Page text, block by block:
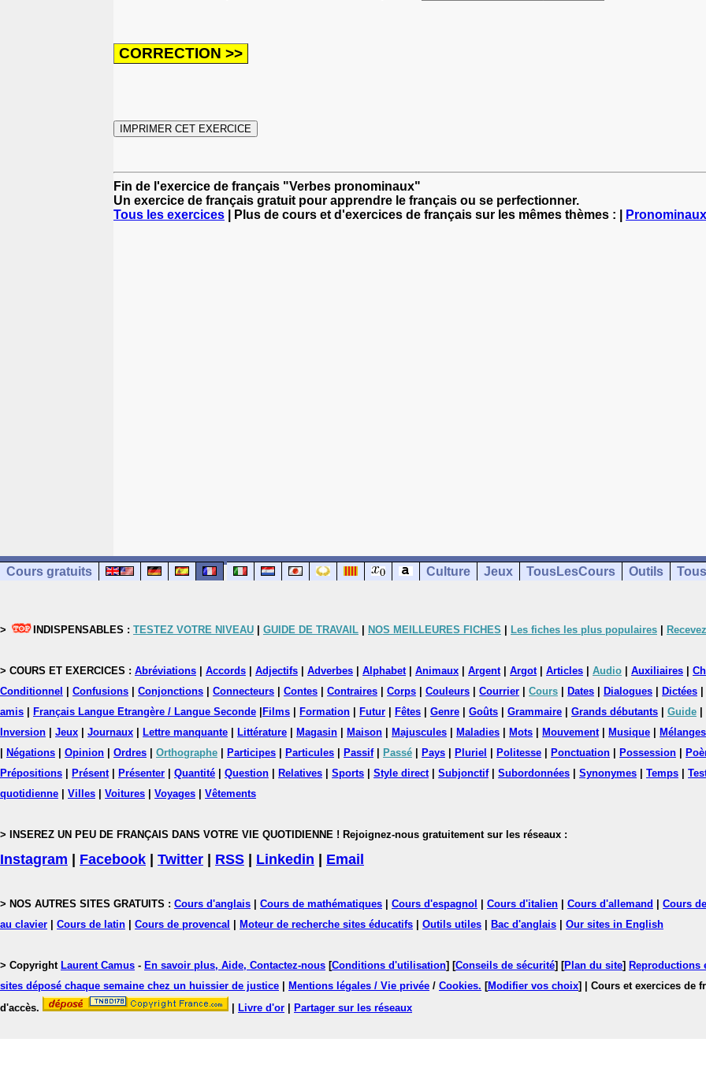
Fin de l'exercice de français "Verbes pronominaux"
Un exercice de français gratuit pour apprendre le français ou se perfectionner.
Tous les exercices | Plus de cours et d'exercices de français sur les mêmes thèmes : | Pronominaux
Cours gratuits Culture Jeux TousLesCours Outils
> INDISPENSABLES : TESTEZ VOTRE NIVEAU GUIDE DE TRAVAIL NOS MEILLEURES FICHES Les fiches les plus populaires
> COURS ET EXERCICES : Abréviations Accords Adjectifs Adverbes Alphabet| Animaux Argent| Argot| Articles Audio Auxiliaires
Conditionnel
Confusions Conjonctions Connecteurs Contes Contraires Corps Couleurs Courrier Cours Dates Dialogues Dictées
amis
Français Langue Etrangère / Langue Seconde Films Formation Futur Fêtes Genre Goûts Grammaire Grands débutants Guide
Inversion
Jeux Journaux Lettre manquante Littérature Magasin Maison Majuscules Maladies Mots Mouvement| Musique
Mélanges
Négations Opinion Ordres Orthographe Participes Particules Passif| Passé Pays Pluriel Politesse Ponctuation Possession
Prépositions
Présent| Présenter Quantité Question Relatives Sports Style direct| Subjonctif| Subordonnées Synonymes Temps
quotidienne
Villes Voitures Voyages Vêtements
> INSEREZ UN PEU DE FRANÇAIS DANS VOTRE VIE QUOTIDIENNE ! Rejoignez-nous gratuitement sur les réseaux :
Instagram Facebook Twitter RSS Linkedin Email
> NOS AUTRES SITES GRATUITS : Cours d'anglais Cours de mathématiques Cours d'espagnol Cours d'italien Cours d'allemand
Cours
au clavier
Cours de latin Cours de provencal Moteur de recherche sites éducatifs Outils utiles Bac d'anglais Our sites in English
> Copyright Laurent Camus - En savoir plus, Aide, Contactez-nous [Conditions d'utilisation] [Conseils de sécurité] [Plan du site]
sites déposé chaque semaine chez un huissier de justice
Mentions légales / Vie privée / Cookies. [Modifier vos choix]
| Cours et exercices
d'accès.
Livre d'or Partager sur les réseaux